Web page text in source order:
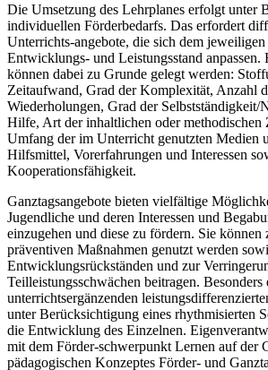
Die Umsetzung des Lehrplanes erfolgt unter
individuellen Förderbedarfs. Das erfordert
Unterrichts-angebote, die sich dem
Entwicklungs- und Leistungsstand anpassen.
können dabei zu Grunde gelegt werden:
Zeitaufwand, Grad der Komplexität, Anzahl
Wiederholungen, Grad der
Hilfe, Art der inhaltlichen oder methodischen
Umfang der im Unterricht genutzten Medien
Hilfsmittel, Vorerfahrungen und Interessen
Kooperationsfähigkeit.
Ganztagsangebote bieten vielfältige
Jugendliche und deren Interessen und
einzugehen und diese zu fördern. Sie können
präventiven Maßnahmen genutzt werden
Entwicklungsrückständen und zur
Teilleistungsschwächen beitragen.
unterrichtsergänzenden
unter Berücksichtigung eines rhythmisierten
die Entwicklung des Einzelnen.
mit dem Förder-schwerpunkt Lernen auf der
pädagogischen Konzeptes Förder- und